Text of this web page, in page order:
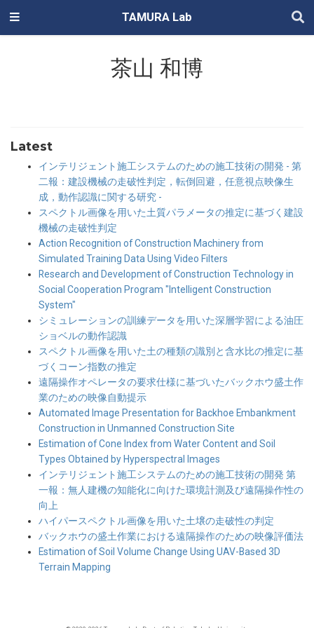
TAMURA Lab
茶山 和博
Latest
インテリジェント施工システムのための施工技術の開発 - 第
二報：建設機械の走破性判定，転倒回避，任意視点映像生
成，動作認識に関する研究 -
スペクトル画像を用いた土質パラメータの推定に基づく建設
機械の走破性判定
Action Recognition of Construction Machinery from
Simulated Training Data Using Video Filters
Research and Development of Construction Technology in
Social Cooperation Program "Intelligent Construction
System"
シミュレーションの訓練データを用いた深層学習による油圧
ショベルの動作認識
スペクトル画像を用いた土の種類の識別と含水比の推定に基
づくコーン指数の推定
遠隔操作オペレータの要求仕様に基づいたバックホウ盛土作
業のための映像自動提示
Automated Image Presentation for Backhoe Embankment
Construction in Unmanned Construction Site
Estimation of Cone Index from Water Content and Soil
Types Obtained by Hyperspectral Images
インテリジェント施工システムのための施工技術の開発 第
一報：無人建機の知能化に向けた環境計測及び遠隔操作性の
向上
ハイパースペクトル画像を用いた土壌の走破性の判定
バックホウの盛土作業における遠隔操作のための映像評価法
Estimation of Soil Volume Change Using UAV-Based 3D
Terrain Mapping